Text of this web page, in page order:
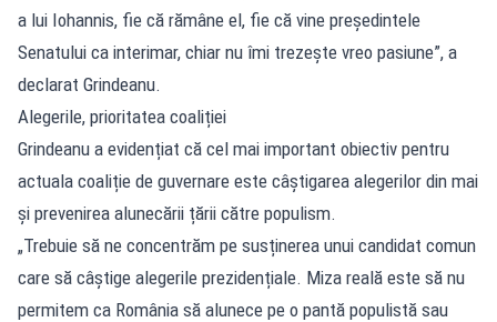
a lui Iohannis, fie că rămâne el, fie că vine președintele
Senatului ca interimar, chiar nu îmi trezește vreo pasiune”, a
declarat Grindeanu.
Alegerile, prioritatea coaliției
Grindeanu a evidențiat că cel mai important obiectiv pentru
actuala coaliție de guvernare este câștigarea alegerilor din mai
și prevenirea alunecării țării către populism.
„Trebuie să ne concentrăm pe susținerea unui candidat comun
care să câștige alegerile prezidențiale. Miza reală este să nu
permitem ca România să alunece pe o pantă populistă sau